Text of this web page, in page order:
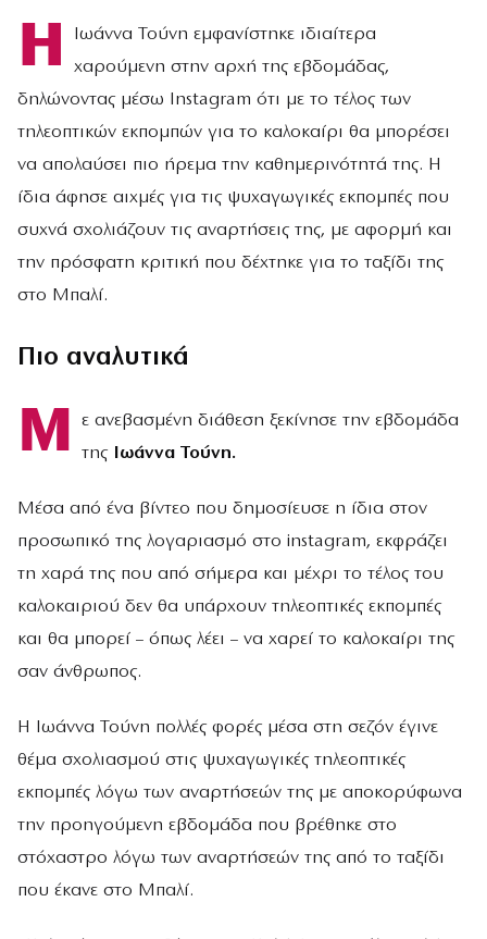
Η
Ιωάννα Τούνη εμφανίστηκε ιδιαίτερα
χαρούμενη στην αρχή της εβδομάδας,
δηλώνοντας μέσω Instagram ότι με το τέλος των
τηλεοπτικών εκπομπών για το καλοκαίρι θα μπορέσει
να απολαύσει πιο ήρεμα την καθημερινότητά της. Η
ίδια άφησε αιχμές για τις ψυχαγωγικές εκπομπές που
συχνά σχολιάζουν τις αναρτήσεις της, με αφορμή και
την πρόσφατη κριτική που δέχτηκε για το ταξίδι της
στο Μπαλί.
Πιο αναλυτικά
Μ
ε ανεβασμένη διάθεση ξεκίνησε την εβδομάδα
της
Ιωάννα Τούνη.
Μέσα από ένα βίντεο που δημοσίευσε η ίδια στον
προσωπικό της λογαριασμό στο instagram, εκφράζει
τη χαρά της που από σήμερα και μέχρι το τέλος του
καλοκαιριού δεν θα υπάρχουν τηλεοπτικές εκπομπές
και θα μπορεί – όπως λέει – να χαρεί το καλοκαίρι της
σαν άνθρωπος.
Η Ιωάννα Τούνη πολλές φορές μέσα στη σεζόν έγινε
θέμα σχολιασμού στις ψυχαγωγικές τηλεοπτικές
εκπομπές λόγω των αναρτήσεών της με αποκορύφωνα
την προηγούμενη εβδομάδα που βρέθηκε στο
στόχαστρο λόγω των αναρτήσεών της από το ταξίδι
που έκανε στο Μπαλί.